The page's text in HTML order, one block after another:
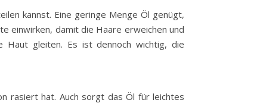
kannst. Eine geringe Menge Öl genügt,
einwirken, damit die Haare erweichen und
gleiten. Es ist dennoch wichtig, die
rasiert hat. Auch sorgt das Öl für leichtes